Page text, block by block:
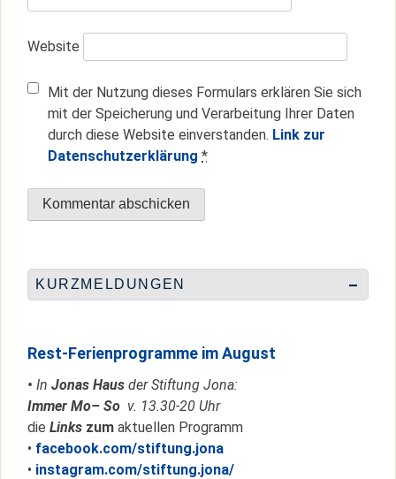
Website
Mit der Nutzung dieses Formulars erklären Sie sich
mit der Speicherung und Verarbeitung Ihrer Daten
durch diese Website einverstanden. Link zur
Datenschutzerklärung *
KURZMELDUNGEN
Rest-Ferienprogramme im August
• In Jonas Haus der Stiftung Jona:
Immer Mo– So v. 13.30-20 Uhr
die Links zum aktuellen Programm
• facebook.com/stiftung.jona
• instagram.com/stiftung.jona/